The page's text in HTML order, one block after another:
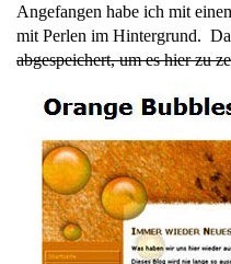
Angefangen habe ich mit
mit Perlen im Hintergrund.
abgespeichert, um es hier zu